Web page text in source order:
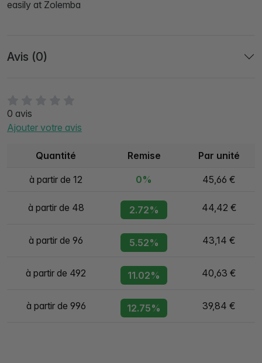
0 avis
Ajouter votre avis
Quantité Remise Par unité
à partir de 12 0% 45,66 €
à partir de 48 2.72% 44,42 €
à partir de 96 5.52% 43,14 €
à partir de 492 11.02% 40,63 €
à partir de 996 12.75% 39,84 €
easily at Zolemba
Avis (0)